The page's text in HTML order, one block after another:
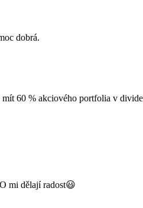
dobrá.
60 % akciového portfolia v
mi dělají radost😃